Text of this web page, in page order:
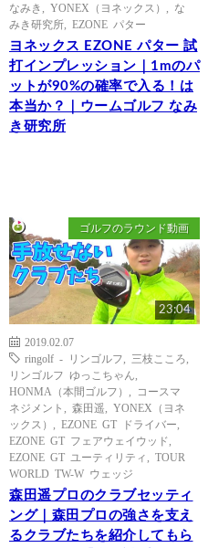
なみき
YONEX（ヨネックス）
な
みき研究所
EZONE パター
ヨネックス EZONE パター 試
打インプレッション｜1mのパ
ットが90%の確率で入る！は
本当か？｜ウームゴルフ なみ
き研究所
ゴルフのラウンド動画
23:04
2019.02.07
ringolf - リンゴルフ
三枝こころ
リンゴルフ ゆっこちゃん
HONMA（本間ゴルフ）
コースマ
ネジメント
森田遥
YONEX（ヨネ
ックス）
EZONE GT ドライバー
EZONE GT フェアウェイウッド
EZONE GT ユーティリティ
TOUR
WORLD TW-W ウェッジ
森田遥プロのクラブセッティ
ング｜森田プロの強さを支え
るクラブたちを紹介してもら